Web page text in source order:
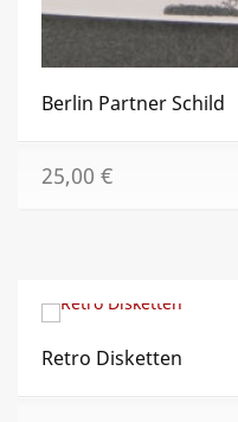
Berlin Partner Schild
25,00 €
Retro Disketten